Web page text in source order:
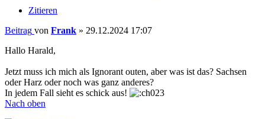
Zitieren
Beitrag von Frank » 29.12.2024 17:07
Hallo Harald,
Jetzt muss ich mich als Ignorant outen, aber was ist das? Sachsen
oder Harz oder noch was ganz anderes?
In jedem Fall sieht es schick aus!
Nach oben